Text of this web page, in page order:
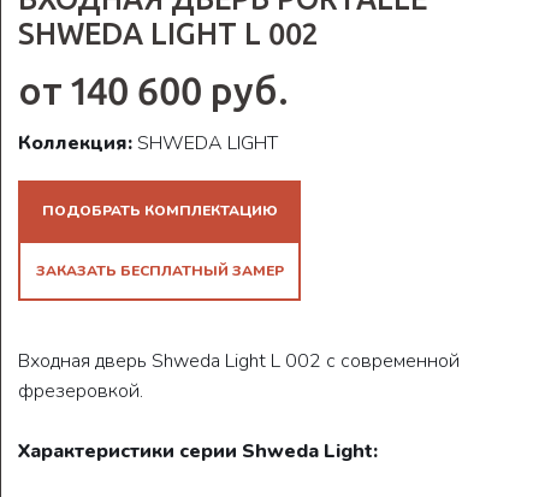
SHWEDA LIGHT L 002
от 140 600 руб.
Коллекция: SHWEDA LIGHT
ПОДОБРАТЬ КОМПЛЕКТАЦИЮ
ЗАКАЗАТЬ БЕСПЛАТНЫЙ ЗАМЕР
Входная дверь Shweda Light L 002 с современной
фрезеровкой.
Характеристики серии Shweda Light: